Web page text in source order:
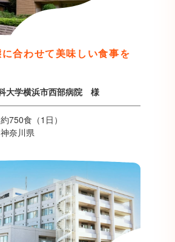
合わせて美味しい食事を
大学横浜市西部病院 様
約750食（1日）
神奈川県